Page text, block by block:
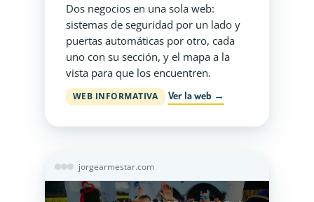
Dos negocios en una sola web:
sistemas de seguridad por un lado y
puertas automáticas por otro, cada
uno con su sección, y el mapa a la
vista para que los encuentren.
WEB INFORMATIVA Ver la web →
jorgearmestar.com